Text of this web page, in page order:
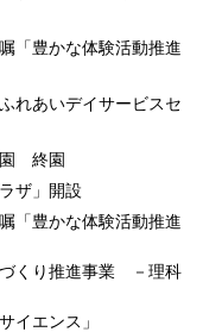
「豊かな体験活動推進
れあいデイサービスセ
園 終園
ザ」開設
「豊かな体験活動推進
くり推進事業 －理科
イエンス」